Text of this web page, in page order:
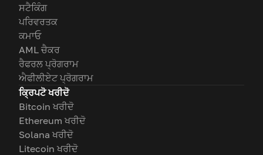
ਸਟੈਕਿੰਗ
ਪਰਿਵਰਤਕ
ਕਮਾਓ
AML ਚੈਕਰ
ਰੈਫਰਲ ਪ੍ਰੋਗਰਾਮ
ਐਫੀਲੀਏਟ ਪ੍ਰੋਗਰਾਮ
ਕ੍ਰਿਪਟੋ ਖਰੀਦੋ
Bitcoin ਖਰੀਦੋ
Ethereum ਖਰੀਦੋ
Solana ਖਰੀਦੋ
Litecoin ਖਰੀਦੋ